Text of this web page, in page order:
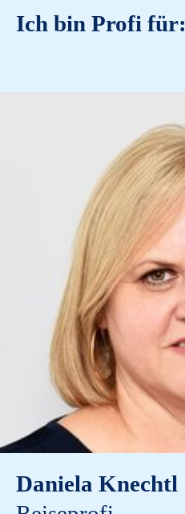
Ich bin Profi für:
Daniela Knechtl